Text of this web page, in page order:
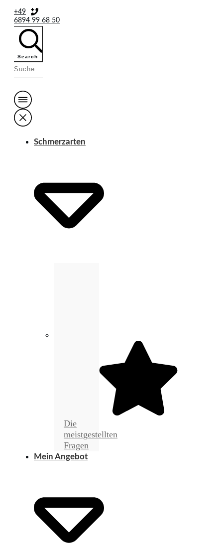
+49
6894 99 68 50
Search
Schmerzarten
Die
meistgestellten
Fragen
Mein Angebot